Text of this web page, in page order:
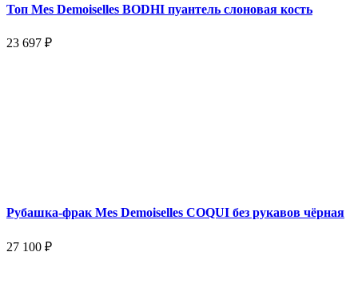
Топ Mes Demoiselles BODHI пуантель слоновая кость
23 697 ₽
Рубашка-фрак Mes Demoiselles COQUI без рукавов чёрная
27 100 ₽